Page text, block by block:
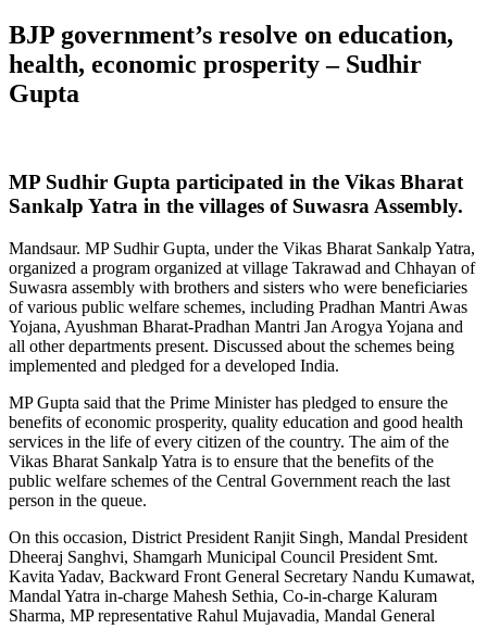
BJP government’s resolve on education,
health, economic prosperity – Sudhir
Gupta
MP Sudhir Gupta participated in the Vikas Bharat
Sankalp Yatra in the villages of Suwasra Assembly.
Mandsaur. MP Sudhir Gupta, under the Vikas Bharat Sankalp Yatra,
organized a program organized at village Takrawad and Chhayan of
Suwasra assembly with brothers and sisters who were beneficiaries
of various public welfare schemes, including Pradhan Mantri Awas
Yojana, Ayushman Bharat-Pradhan Mantri Jan Arogya Yojana and
all other departments present. Discussed about the schemes being
implemented and pledged for a developed India.
MP Gupta said that the Prime Minister has pledged to ensure the
benefits of economic prosperity, quality education and good health
services in the life of every citizen of the country. The aim of the
Vikas Bharat Sankalp Yatra is to ensure that the benefits of the
public welfare schemes of the Central Government reach the last
person in the queue.
On this occasion, District President Ranjit Singh, Mandal President
Dheeraj Sanghvi, Shamgarh Municipal Council President Smt.
Kavita Yadav, Backward Front General Secretary Nandu Kumawat,
Mandal Yatra in-charge Mahesh Sethia, Co-in-charge Kaluram
Sharma, MP representative Rahul Mujavadia, Mandal General